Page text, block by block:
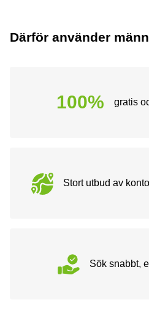
Därför använder
100% gratis
Stort utbud av
Sök snabbt,